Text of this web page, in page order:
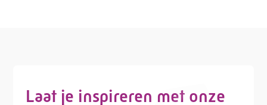
Laat je inspireren met onze